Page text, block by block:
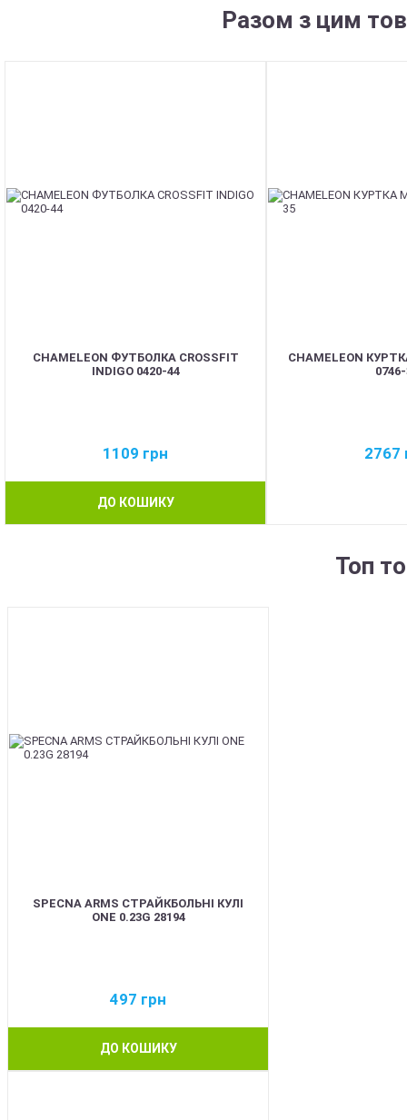
Разом з цим
CHAMELEON ФУТБОЛКА CROSSFIT
INDIGO 0420-44
1109 грн
ДО КОШИКУ
CHAMELEON
2767
Топ
SPECNA ARMS СТРАЙКБОЛЬНІ КУЛІ
ONE 0.23G 28194
497 грн
ДО КОШИКУ